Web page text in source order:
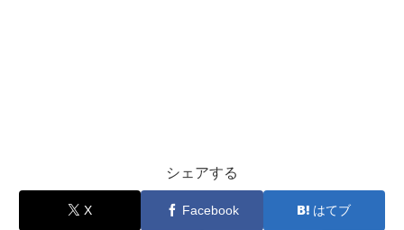
シェアする
X Facebook はてブ